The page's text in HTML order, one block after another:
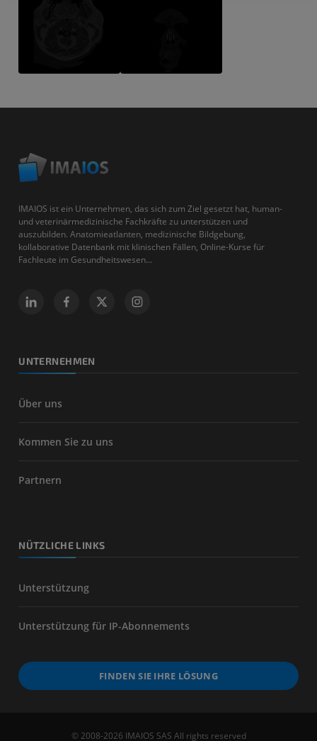
IMAIOS ist ein Unternehmen, das sich zum Ziel gesetzt hat, human-
und veterinärmedizinische Fachkräfte zu unterstützen und
auszubilden. Anatomieatlanten, medizinische Bildgebung,
kollaborative Datenbank mit klinischen Fällen, Online-Kurse für
Fachleute im Gesundheitswesen...
UNTERNEHMEN
Über uns
Kommen Sie zu uns
Partnern
NÜTZLICHE LINKS
Unterstützung
Unterstützung für IP-Abonnements
FINDEN SIE IHRE LÖSUNG
© 2008-2026 IMAIOS SAS All rights reserved